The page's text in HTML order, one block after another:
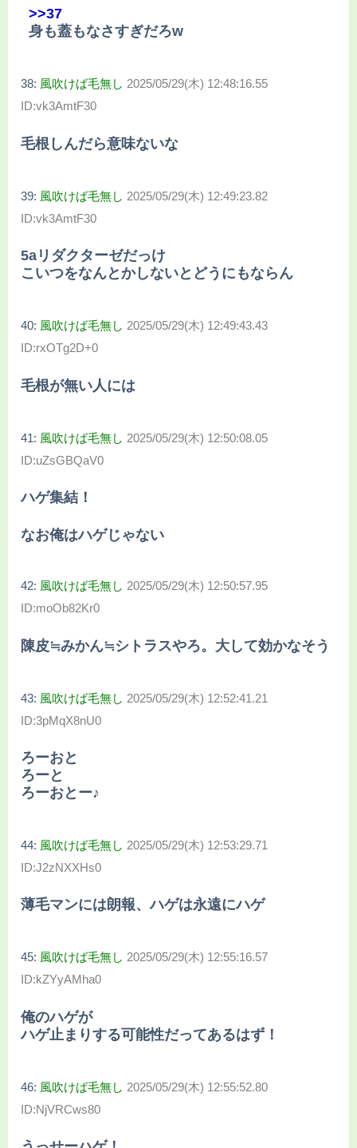
>>37
身も蓋もなさすぎだろw
38: 風吹けば毛無し 2025/05/29(木) 12:48:16.55
ID:vk3AmtF30
毛根しんだら意味ないな
39: 風吹けば毛無し 2025/05/29(木) 12:49:23.82
ID:vk3AmtF30
5aリダクターゼだっけ
こいつをなんとかしないとどうにもならん
40: 風吹けば毛無し 2025/05/29(木) 12:49:43.43
ID:rxOTg2D+0
毛根が無い人には
41: 風吹けば毛無し 2025/05/29(木) 12:50:08.05
ID:uZsGBQaV0
ハゲ集結！
なお俺はハゲじゃない
42: 風吹けば毛無し 2025/05/29(木) 12:50:57.95
ID:moOb82Kr0
陳皮≒みかん≒シトラスやろ。大して効かなそう
43: 風吹けば毛無し 2025/05/29(木) 12:52:41.21
ID:3pMqX8nU0
ろーおと
ろーと
ろーおとー♪
44: 風吹けば毛無し 2025/05/29(木) 12:53:29.71
ID:J2zNXXHs0
薄毛マンには朗報、ハゲは永遠にハゲ
45: 風吹けば毛無し 2025/05/29(木) 12:55:16.57
ID:kZYyAMha0
俺のハゲが
ハゲ止まりする可能性だってあるはず！
46: 風吹けば毛無し 2025/05/29(木) 12:55:52.80
ID:NjVRCws80